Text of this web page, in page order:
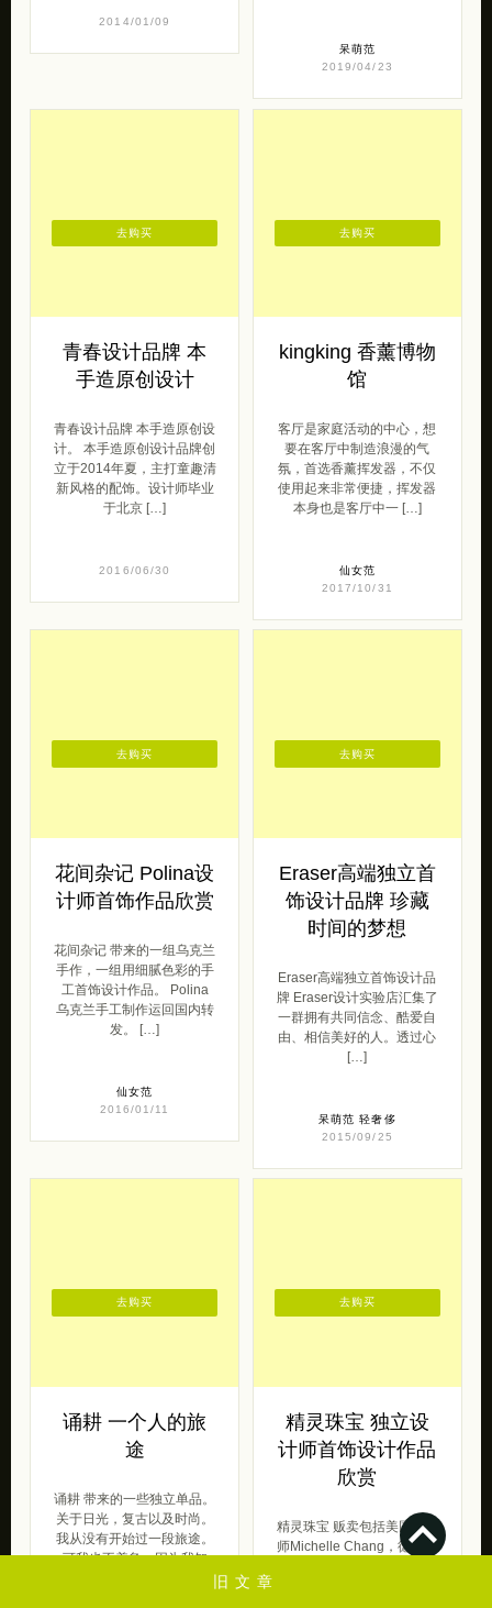
旧文章
2014/01/09
呆萌范
2019/04/23
青春设计品牌 本
手造原创设计
青春设计品牌 本手造原创设
计。 本手造原创设计品牌创
立于2014年夏，主打童趣清
新风格的配饰。设计师毕业
于北京 […]
2016/06/30
去购买
kingking 香薰博物
馆
客厅是家庭活动的中心，想
要在客厅中制造浪漫的气
氛，首选香薰挥发器，不仅
使用起来非常便捷，挥发器
本身也是客厅中一 […]
仙女范
2017/10/31
去购买
花间杂记 Polina设
计师首饰作品欣赏
花间杂记 带来的一组乌克兰
手作，一组用细腻色彩的手
工首饰设计作品。 Polina
乌克兰手工制作运回国内转
发。 […]
仙女范
2016/01/11
去购买
Eraser高端独立首
饰设计品牌 珍藏
时间的梦想
Eraser高端独立首饰设计品
牌 Eraser设计实验店汇集了
一群拥有共同信念、酷爱自
由、相信美好的人。透过心
[…]
呆萌范 轻奢侈
2015/09/25
去购买
诵耕 一个人的旅
途
诵耕 带来的一些独立单品。
关于日光，复古以及时尚。
我从没有开始过一段旅途。
可我也不着急，因为我知
去购买
精灵珠宝 独立设
计师首饰设计作品
欣赏
精灵珠宝 贩卖包括美国设计
师Michelle Chang，德国设
去购买